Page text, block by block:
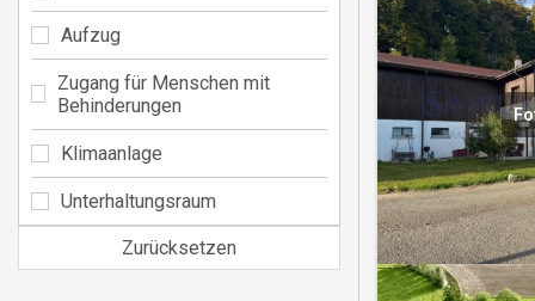
Aufzug
Zugang für Menschen mit
Behinderungen
Klimaanlage
Unterhaltungsraum
Zurücksetzen